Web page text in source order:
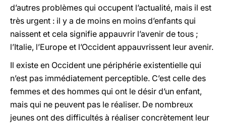
d’autres problèmes qui occupent l’actualité, mais il est
très urgent : il y a de moins en moins d’enfants qui
naissent et cela signifie appauvrir l’avenir de tous ;
l’Italie, l’Europe et l’Occident appauvrissent leur avenir.
Il existe en Occident une périphérie existentielle qui
n’est pas immédiatement perceptible. C’est celle des
femmes et des hommes qui ont le désir d’un enfant,
mais qui ne peuvent pas le réaliser. De nombreux
jeunes ont des difficultés à réaliser concrètement leur